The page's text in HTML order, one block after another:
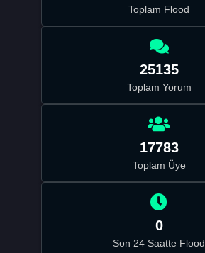
Toplam Flood
25135
Toplam Yorum
17783
Toplam Üye
0
Son 24 Saatte Flood